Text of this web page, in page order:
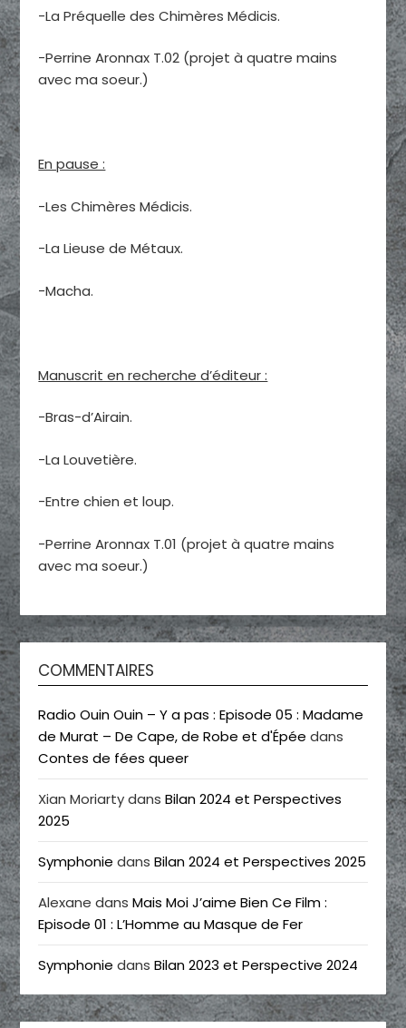
-La Préquelle des Chimères Médicis.
-Perrine Aronnax T.02 (projet à quatre mains
avec ma soeur.)
En pause :
-Les Chimères Médicis.
-La Lieuse de Métaux.
-Macha.
Manuscrit en recherche d’éditeur :
-Bras-d’Airain.
-La Louvetière.
-Entre chien et loup.
-Perrine Aronnax T.01 (projet à quatre mains
avec ma soeur.)
COMMENTAIRES
Radio Ouin Ouin – Y a pas : Episode 05 : Madame
de Murat – De Cape, de Robe et d'Épée dans
Contes de fées queer
Xian MoriartydansBilan 2024 et Perspectives
2025
Symphonie dansBilan 2024 et Perspectives 2025
Alexane dansMais Moi J’aime Bien Ce Film :
Episode 01 : L’Homme au Masque de Fer
Symphonie dansBilan 2023 et Perspective 2024